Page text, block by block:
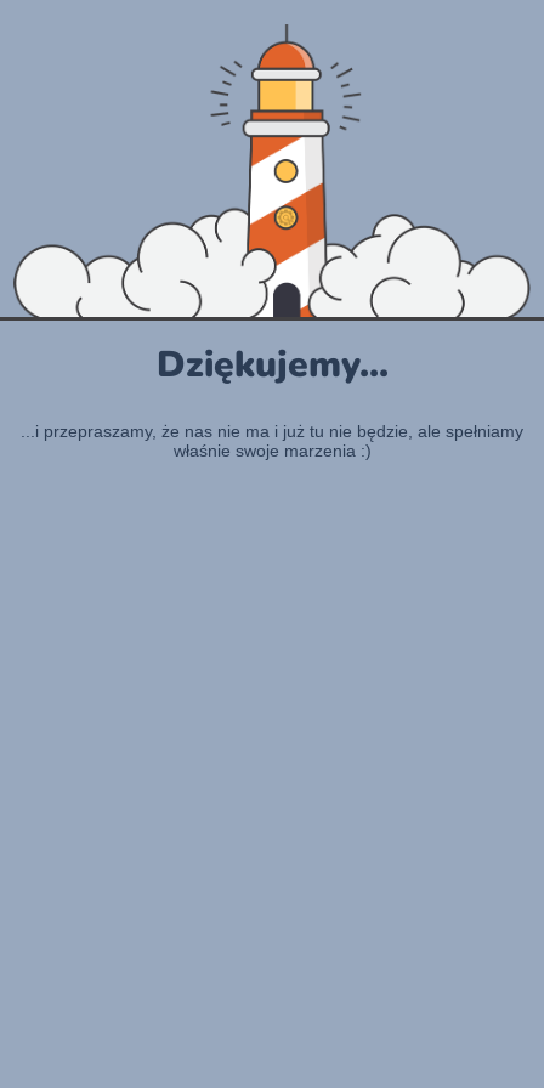
Dziękujemy...
...i przepraszamy, że nas nie ma i już tu nie będzie, ale spełniamy
właśnie swoje marzenia :)